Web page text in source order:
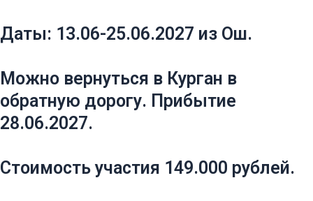
Даты: 13.06-25.06.2027 из Ош.
Можно вернуться в Курган в
обратную дорогу. Прибытие
28.06.2027.
Стоимость участия 149.000 рублей.